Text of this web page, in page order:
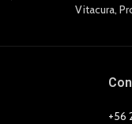
Vitacura,
+56